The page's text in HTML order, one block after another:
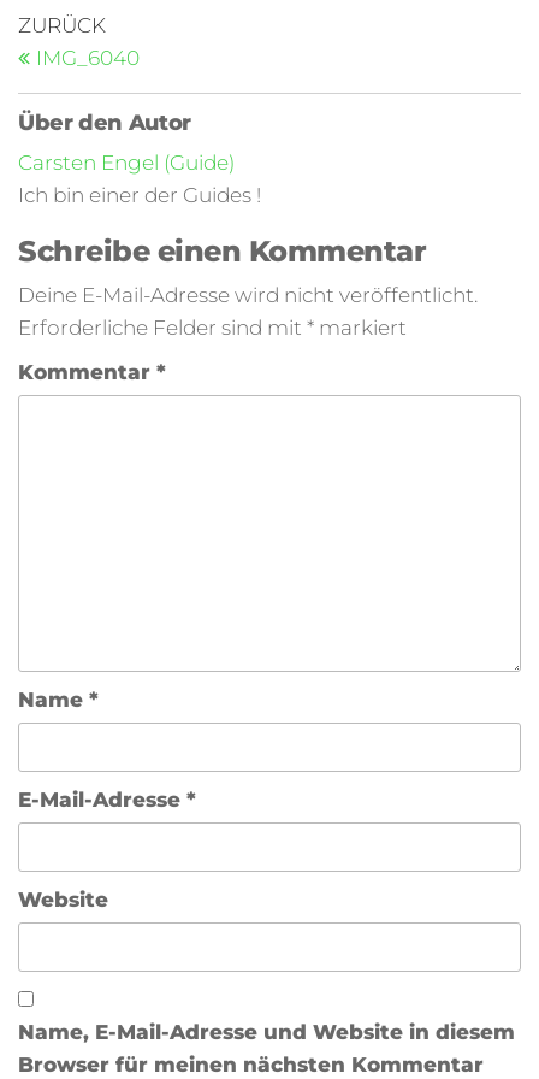
ZURÜCK
IMG_6040
Über den Autor
Carsten Engel (Guide)
Ich bin einer der Guides !
Schreibe einen Kommentar
Deine E-Mail-Adresse wird nicht veröffentlicht.
Erforderliche Felder sind mit * markiert
Kommentar *
Name *
E-Mail-Adresse *
Website
Name, E-Mail-Adresse und Website in diesem
Browser für meinen nächsten Kommentar